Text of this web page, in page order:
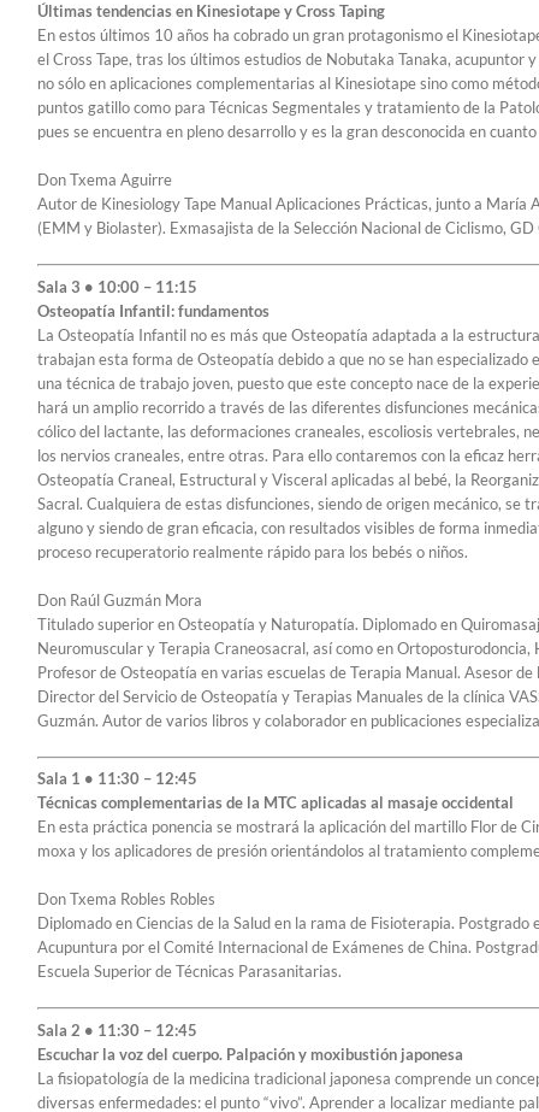
Últimas tendencias en Kinesiotape y Cross Taping
En estos últimos 10 años ha cobrado un gran protagonismo el
el Cross Tape, tras los últimos estudios de Nobutaka Tanaka, acupuntor
no sólo en aplicaciones complementarias al Kinesiotape sino como
puntos gatillo como para Técnicas Segmentales y tratamiento de la
pues se encuentra en pleno desarrollo y es la gran desconocida en
Don Txema Aguirre
Autor de Kinesiology Tape Manual Aplicaciones Prácticas, junto a María
(EMM y Biolaster). Exmasajista de la Selección Nacional de Ciclismo,
Sala 3 • 10:00 – 11:15
Osteopatía Infantil: fundamentos
La Osteopatía Infantil no es más que Osteopatía adaptada a la
trabajan esta forma de Osteopatía debido a que no se han
una técnica de trabajo joven, puesto que este concepto nace de la
hará un amplio recorrido a través de las diferentes disfunciones
cólico del lactante, las deformaciones craneales, escoliosis vertebrales,
los nervios craneales, entre otras. Para ello contaremos con la eficaz
Osteopatía Craneal, Estructural y Visceral aplicadas al bebé, la
Sacral. Cualquiera de estas disfunciones, siendo de origen mecánico, se
alguno y siendo de gran eficacia, con resultados visibles de forma
proceso recuperatorio realmente rápido para los bebés o niños.
Don Raúl Guzmán Mora
Titulado superior en Osteopatía y Naturopatía. Diplomado en
Neuromuscular y Terapia Craneosacral, así como en
Profesor de Osteopatía en varias escuelas de Terapia Manual. Asesor
Director del Servicio de Osteopatía y Terapias Manuales de la clínica
Guzmán. Autor de varios libros y colaborador en publicaciones
Sala 1 • 11:30 – 12:45
Técnicas complementarias de la MTC aplicadas al masaje occidental
En esta práctica ponencia se mostrará la aplicación del martillo Flor de
moxa y los aplicadores de presión orientándolos al tratamiento
Don Txema Robles Robles
Diplomado en Ciencias de la Salud en la rama de Fisioterapia.
Acupuntura por el Comité Internacional de Exámenes de China.
Escuela Superior de Técnicas Parasanitarias.
Sala 2 • 11:30 – 12:45
Escuchar la voz del cuerpo. Palpación y moxibustión japonesa
La fisiopatología de la medicina tradicional japonesa comprende un
diversas enfermedades: el punto “vivo”. Aprender a localizar mediante